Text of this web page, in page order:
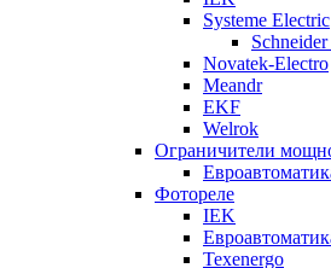
Systeme Electric
Novatek-Electro
Meandr
EKF
Welrok
Ограничители
Фотореле
IEK
Texenergo